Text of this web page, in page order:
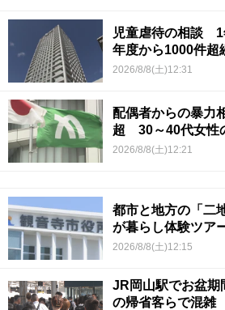
児童虐待の相談
年度から1000件
2026/8/8(土)12:31
配偶者からの暴
超 30～40代女性
2026/8/8(土)12:21
都市と地方の「
が暮らし体験ツア
2026/8/8(土)12:15
JR岡山駅でお盆
の帰省客らで混